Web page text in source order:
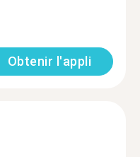
Obtenir l'appli